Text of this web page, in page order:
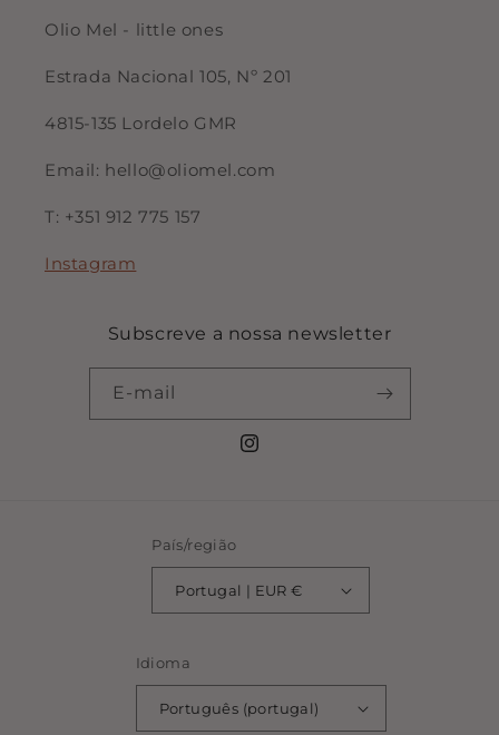
Olio Mel - little ones
Estrada Nacional 105, Nº 201
4815-135 Lordelo GMR
Email: hello@oliomel.com
T: +351 912 775 157
Instagram
Subscreve a nossa newsletter
E-mail
Instagram
País/região
Portugal | EUR €
Idioma
Português (portugal)